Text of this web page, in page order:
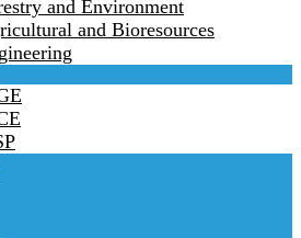
and Environment
and Bioresources